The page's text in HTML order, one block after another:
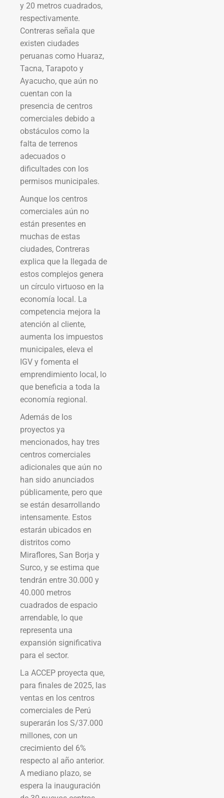
y 20 metros cuadrados,
respectivamente.
Contreras señala que
existen ciudades
peruanas como Huaraz,
Tacna, Tarapoto y
Ayacucho, que aún no
cuentan con la
presencia de centros
comerciales debido a
obstáculos como la
falta de terrenos
adecuados o
dificultades con los
permisos municipales.
Aunque los centros
comerciales aún no
están presentes en
muchas de estas
ciudades, Contreras
explica que la llegada de
estos complejos genera
un círculo virtuoso en la
economía local. La
competencia mejora la
atención al cliente,
aumenta los impuestos
municipales, eleva el
IGV y fomenta el
emprendimiento local, lo
que beneficia a toda la
economía regional.
Además de los
proyectos ya
mencionados, hay tres
centros comerciales
adicionales que aún no
han sido anunciados
públicamente, pero que
se están desarrollando
intensamente. Estos
estarán ubicados en
distritos como
Miraflores, San Borja y
Surco, y se estima que
tendrán entre 30.000 y
40.000 metros
cuadrados de espacio
arrendable, lo que
representa una
expansión significativa
para el sector.
La ACCEP proyecta que,
para finales de 2025, las
ventas en los centros
comerciales de Perú
superarán los S/37.000
millones, con un
crecimiento del 6%
respecto al año anterior.
A mediano plazo, se
espera la inauguración